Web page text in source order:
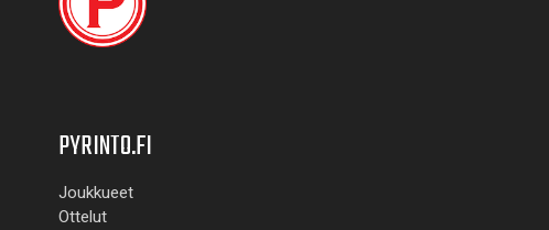
PYRINTO.FI
Joukkueet
Ottelut